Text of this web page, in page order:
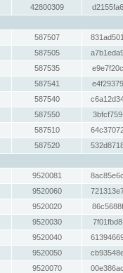
42800309
587507
587505
587535
587541
587540
587550
587510
587520
9520081
9520060
9520020
9520030
9520040
9520050
9520070